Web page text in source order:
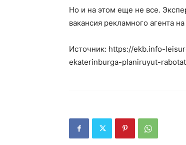
Но и на этом еще не все.
вакансия рекламного агента
Источник: https://ekb.info-
ekaterinburga-planiruyut-